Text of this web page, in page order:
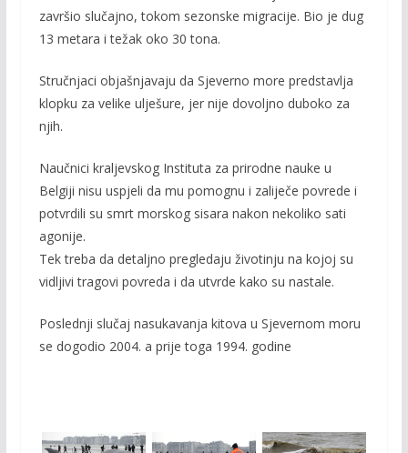
završio slučajno, tokom sezonske migracije. Bio je dug
13 metara i težak oko 30 tona.
Stručnjaci objašnjavaju da Sjeverno more predstavlja
klopku za velike ulješure, jer nije dovoljno duboko za
njih.
Naučnici kraljevskog Instituta za prirodne nauke u
Belgiji nisu uspjeli da mu pomognu i zaliječe povrede i
potvrdili su smrt morskog sisara nakon nekoliko sati
agonije.
Tek treba da detaljno pregledaju životinju na kojoj su
vidljivi tragovi povreda i da utvrde kako su nastale.
Poslednji slučaj nasukavanja kitova u Sjevernom moru
se dogodio 2004. a prije toga 1994. godine